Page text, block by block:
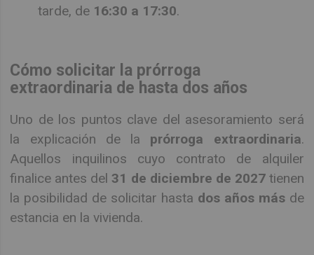
tarde, de 16:30 a 17:30.
Cómo solicitar la prórroga
extraordinaria de hasta dos años
Uno de los puntos clave del asesoramiento será
la explicación de la prórroga extraordinaria.
Aquellos inquilinos cuyo contrato de alquiler
finalice antes del 31 de diciembre de 2027tienen
la posibilidad de solicitar hasta dos años másde
estancia en la vivienda.